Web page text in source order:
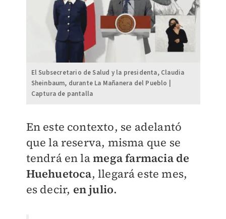
El Subsecretario de Salud y la presidenta, Claudia
Sheinbaum, durante La Mañanera del Pueblo |
Captura de pantalla
En este contexto, se adelantó
que la reserva, misma que se
tendrá en lamega farmacia de
Huehuetoca, llegará este mes,
es decir, en julio.